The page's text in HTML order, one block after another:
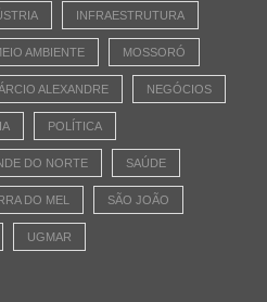
INFRAESTRUTURA
AMBIENTE MOSSORÓ
ALEXANDRE NEGÓCIOS
POLÍTICA
DO NORTE SAÚDE
DO MEL SÃO JOÃO
UGMAR